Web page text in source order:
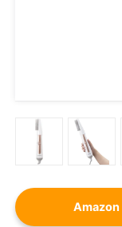
Amazon